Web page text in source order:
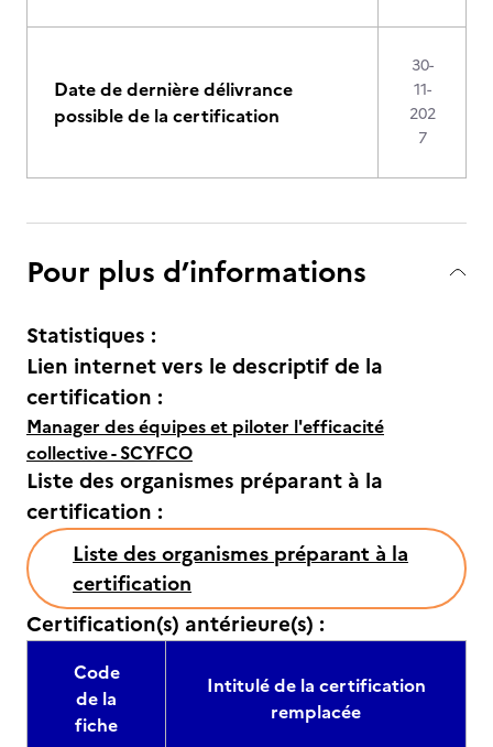
Date de dernière délivrance
possible de la certification
30-
11-
202
7
Pour plus d’informations
Statistiques :
Lien internet vers le descriptif de la
certification :
Manager des équipes et piloter l'efficacité
collective - SCYFCO
Liste des organismes préparant à la
certification :
Liste des organismes préparant à la
certification
Certification(s) antérieure(s) :
Code
de la
fiche
Intitulé de la certification
remplacée